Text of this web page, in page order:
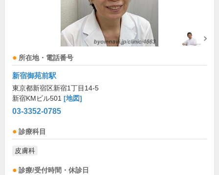
所在地・電話番号
新宿御苑前駅
東京都新宿区新宿1丁目14-5
新宿KMビル501 [地図]
03-3352-0785
診療科目
皮膚科
診療/受付時間・休診日